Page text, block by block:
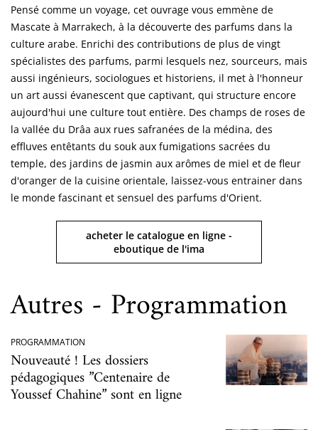
Pensé comme un voyage, cet ouvrage vous emmène de
Mascate à Marrakech, à la découverte des parfums dans la
culture arabe. Enrichi des contributions de plus de vingt
spécialistes des parfums, parmi lesquels nez, sourceurs, mais
aussi ingénieurs, sociologues et historiens, il met à l'honneur
un art aussi évanescent que captivant, qui structure encore
aujourd'hui une culture tout entière. Des champs de roses de
la vallée du Drâa aux rues safranées de la médina, des
effluves entêtants du souk aux fumigations sacrées du
temple, des jardins de jasmin aux arômes de miel et de fleur
d'oranger de la cuisine orientale, laissez-vous entrainer dans
le monde fascinant et sensuel des parfums d'Orient.
acheter le catalogue en ligne -
eboutique de l'ima
Autres - Programmation
PROGRAMMATION
Nouveauté ! Les dossiers
pédagogiques ”Centenaire de
Youssef Chahine” sont en ligne